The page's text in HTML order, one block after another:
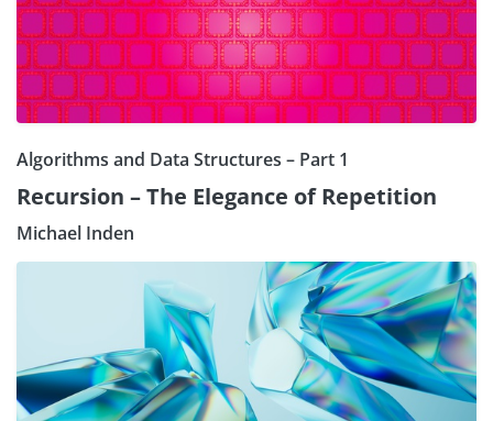
Algorithms and Data Structures – Part 1
Recursion – The Elegance of Repetition
Michael Inden